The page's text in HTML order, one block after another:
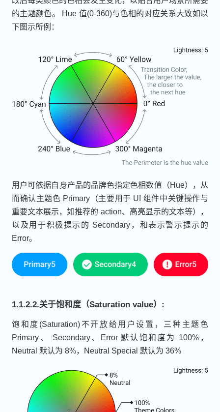
的主题颜色。 Hue 值(0-360)与色相的对应关系大致如以
下图示所例：
用户可依据自身产品的品牌色指定色相数值（Hue），从
而确认主题色 Primary（主要用于 UI 组件中关键操作与
重要文本展示，如推荐的 action、高亮显示的文本等），
以及用于积极提示的 Secondary，和表示警示提示的
Error。
1.1.2.2.关于饱和度（Saturation value）:
饱和度(Saturation)不开放给用户设置，三种主题色
Primary、 Secondary、Error 默认饱和度为 100%，
Neutral 默认为 8%，Neutral Special 默认为 36%